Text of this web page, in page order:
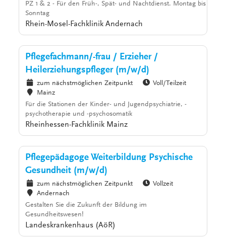
PZ 1 & 2 - Für den Früh-, Spät- und Nachtdienst. Montag bis
Sonntag
Rhein-Mosel-Fachklinik Andernach
Pflegefachmann/-frau / Erzieher /
Heilerziehungspfleger (m/w/d)
zum nächstmöglichen Zeitpunkt
Voll/Teilzeit
Mainz
Für die Stationen der Kinder- und Jugendpsychiatrie, -
psychotherapie und -psychosomatik
Rheinhessen-Fachklinik Mainz
Pflegepädagoge Weiterbildung Psychische
Gesundheit (m/w/d)
zum nächstmöglichen Zeitpunkt
Vollzeit
Andernach
Gestalten Sie die Zukunft der Bildung im
Gesundheitswesen!
Landeskrankenhaus (AöR)